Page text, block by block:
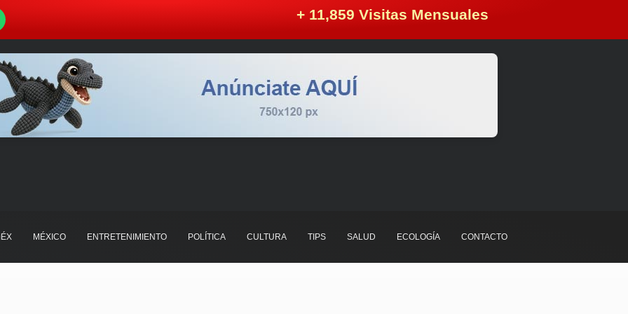
+ 11,859 Visitas Mensuales
MÉXICO ENTRETENIMIENTO POLÍTICA CULTURA TIPS SALUD ECOLOGÍA CONTACTO